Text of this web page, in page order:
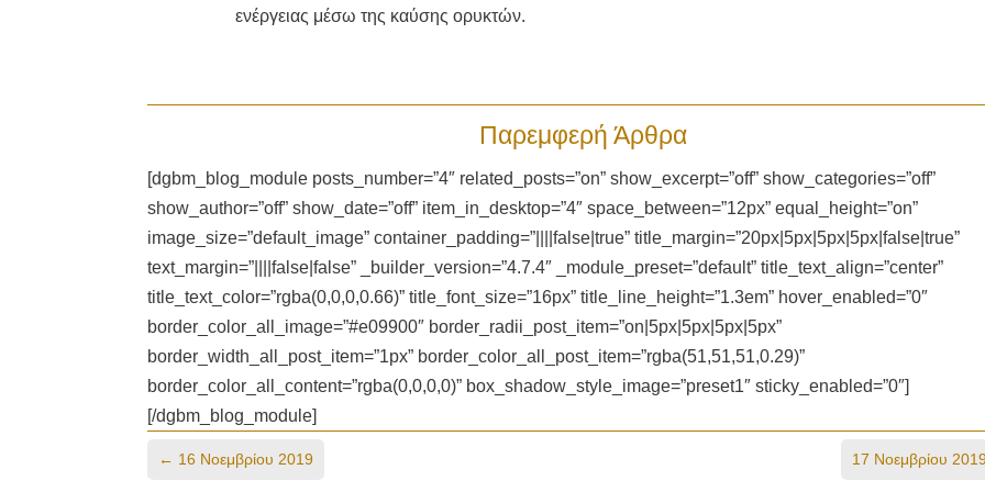
ενέργειας μέσω της καύσης ορυκτών.
Παρεμφερή Άρθρα
[dgbm_blog_module posts_number=”4″ related_posts=”on” show_excerpt=”off” show_categories=”off”
show_author=”off” show_date=”off” item_in_desktop=”4″ space_between=”12px” equal_height=”on”
image_size=”default_image” container_padding=”||||false|true” title_margin=”20px|5px|5px|5px|false|true”
text_margin=”||||false|false” _builder_version=”4.7.4″ _module_preset=”default” title_text_align=”center”
title_text_color=”rgba(0,0,0,0.66)” title_font_size=”16px” title_line_height=”1.3em” hover_enabled=”0″
border_color_all_image=”#e09900″ border_radii_post_item=”on|5px|5px|5px|5px”
border_width_all_post_item=”1px” border_color_all_post_item=”rgba(51,51,51,0.29)”
border_color_all_content=”rgba(0,0,0,0)” box_shadow_style_image=”preset1″ sticky_enabled=”0″]
[/dgbm_blog_module]
← 16 Νοεμβρίου 2019 17 Νοεμβρίου